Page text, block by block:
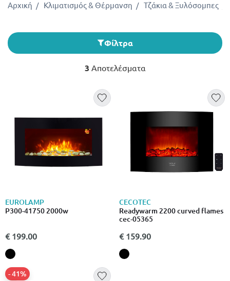
Αρχική Κλιματισμός & Θέρμανση Τζάκια & Ξυλόσομπες
Φίλτρα
3 Αποτελέσματα
EUROLAMP
P300-41750 2000w
€ 199.00
CECOTEC
Readywarm 2200 curved flames
cec-05365
€ 159.90
- 41%